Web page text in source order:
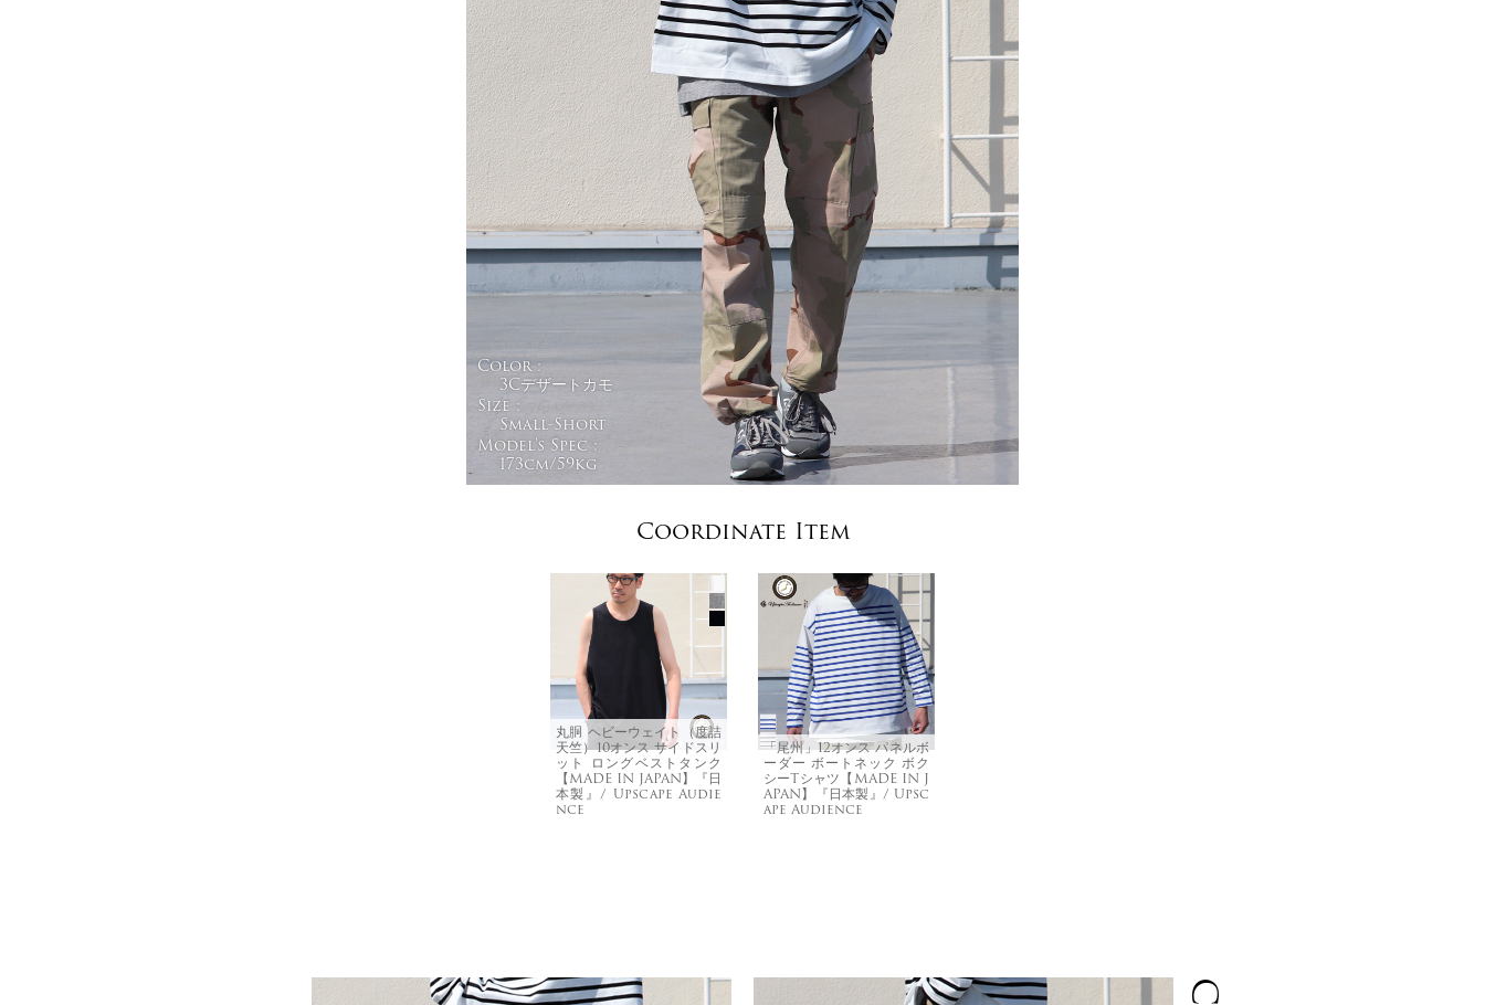
Color :
3Cデザートカモ
Size :
Small-Short
Model's Spec :
173cm/59kg
Coordinate Item
丸胴 ヘビーウェイト（度詰
天竺）10オンス サイドスリ
ット ロングベストタンク
【MADE IN JAPAN】『日
本製』/ Upscape Audie
nce
「尾州」12オンス パネルボ
ーダー ボートネック ボク
シーTシャツ【MADE IN J
APAN】『日本製』/ Upsc
ape Audience